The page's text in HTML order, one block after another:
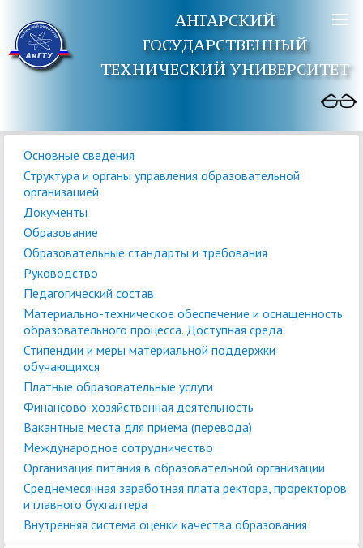
АНГАРСКИЙ
ГОСУДАРСТВЕННЫЙ
ТЕХНИЧЕСКИЙ УНИВЕРСИТЕТ
Основные сведения
Структура и органы управления образовательной
организацией
Документы
Образование
Образовательные стандарты и требования
Руководство
Педагогический состав
Материально-техническое обеспечение и оснащенность
образовательного процесса. Доступная среда
Стипендии и меры материальной поддержки
обучающихся
Платные образовательные услуги
Финансово-хозяйственная деятельность
Вакантные места для приема (перевода)
Международное сотрудничество
Организация питания в образовательной организации
Среднемесячная заработная плата ректора, проректоров
и главного бухгалтера
Внутренняя система оценки качества образования